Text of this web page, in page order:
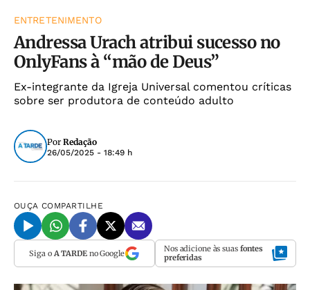
ENTRETENIMENTO
Andressa Urach atribui sucesso no
OnlyFans à “mão de Deus”
Ex-integrante da Igreja Universal comentou críticas
sobre ser produtora de conteúdo adulto
Por Redação
26/05/2025 - 18:49 h
OUÇA COMPARTILHE
Siga o A TARDEno Google Nos adicione às suas fontes
preferidas